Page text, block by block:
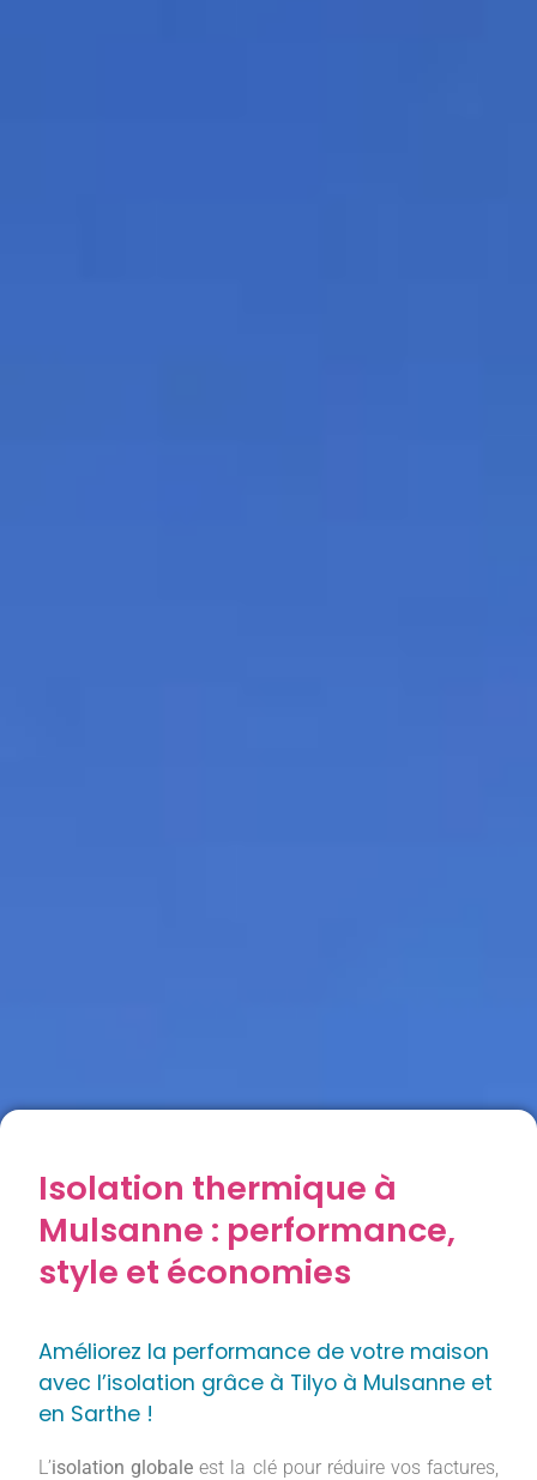
Isolation thermique à
Mulsanne : performance,
style et économies
Améliorez la performance de votre maison
avec l’isolation grâce à Tilyo à Mulsanne et
en Sarthe !
L’isolation globale est la clé pour réduire vos factures,